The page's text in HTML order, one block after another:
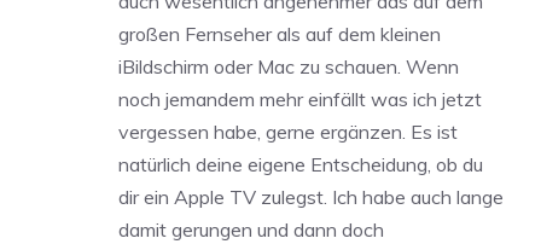
großen Fernseher als auf dem kleinen
iBildschirm oder Mac zu schauen. Wenn
noch jemandem mehr einfällt was ich jetzt
vergessen habe, gerne ergänzen. Es ist
natürlich deine eigene Entscheidung, ob du
dir ein Apple TV zulegst. Ich habe auch lange
damit gerungen und dann doch